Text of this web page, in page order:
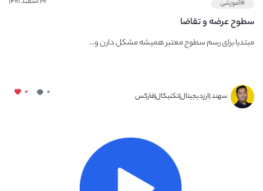
#آموزشی
سطوح عرضه و تقاضا
مبتدیا برای رسم سطوح معتبر همیشه مشکل دارن و...
سهند |ارزدیجیتال|تکنیکال|فارکس ۰ ۰